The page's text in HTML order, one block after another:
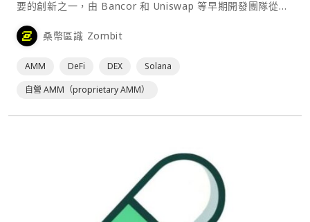
要的創新之一，由 Bancor 和 Uniswap 等早期開發團隊從
2018 年開始推廣普及，使任何人都能免許可地向平台提供流
動性，而不必依賴專業造市商來維護訂單簿。⋯
桑幣區識 Zombit
AMM DeFi DEX
Solana
自營 AMM（proprietary AMM）